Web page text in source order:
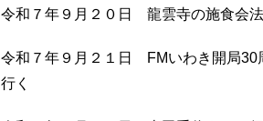
令和７年９月２０日 龍雲寺の施食会
令和７年９月２１日 FMいわき開局30
行く